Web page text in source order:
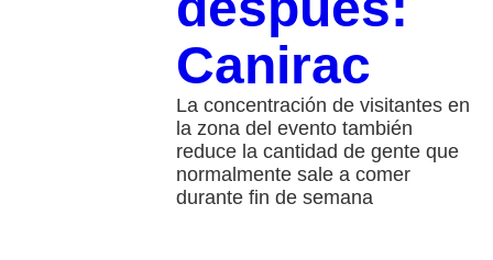
Canirac
La concentración de visitantes en
la zona del evento también
reduce la cantidad de gente que
normalmente sale a comer
durante fin de semana